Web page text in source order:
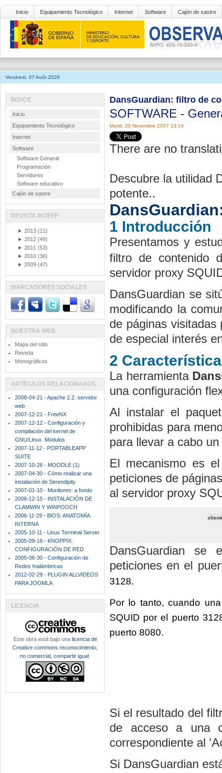
Inicio Equipamiento Tecnológico Internet Software Cajón de sastre
Vendredi, 07 Août 2026
DansGuardian: filtro de
SOFTWARE -
Mardi, 20 Novembre 2007 13:14
There are no
Descubre la utilidad
potente..
1 Introducción
Presentamos y
filtro de contenido
servidor proxy
DansGuardian se
modificando la
de páginas
de especial interés
2
La herramienta
una configuración
Al instalar el
prohibidas para
para llevar a cabo
El mecanismo es
peticiones de
al servidor proxy
DansGuardian se
peticiones en el
3128.
Por lo tanto, cuando
SQUID por el puerto
puerto 8080.
Si el resultado del
de acceso a una
correspondiente al
Si DansGuardian
ÍNDICE
Inicio
Equipamiento Tecnológico
Internet
Software
Software General
Programación
Servidores
Software educativo
Cajón de sastre
REVISTA INTEFP
► 2013 (11)
► 2012 (49)
► 2011 (53)
► 2010 (36)
► 2009 (47)
MARCADORES SOCIALES
NUESTRA WEB
Mapa del sitio
Revista
Monográficos
ARTÍCULOS RELACIONADOS
2008-04-21 - Apache 2.2: servidor
web
2007-12-21 - FreeNX
2007-12-12 - Configuración y
compilación del kernel de
GNU/Linux. Módulos
2007-11-12 - PORTABLEAPP
SUITE
2007-10-26 - MOODLE (1)
2007-04-30 - Cómo realizar una
instalación de Serendipity
2007-01-10 - Monitores: a fondo
2006-12-15 - INSTALACIÓN DE
CLAMWIN Y WINPOOCH
2006-11-29 - BIOS: ANATOMÍA
INTERNA
2005-10-11 - Linux Terminal Server
2005-09-16 - KNOPPIX:
CONFIGURACIÓN DE RED
2005-06-30 - Configuración de
Redes Inalámbricas
2012-02-29 - PLUGIN ALLVIDEOS
PARA JOOMLA
LICENCIA
Este obra está bajo una licencia de
Creative commons reconocimiento,
no comercial, compartir igual